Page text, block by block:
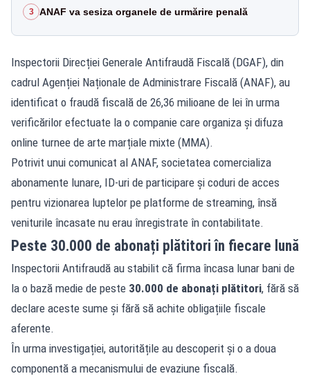
3 ANAF va sesiza organele de urmărire penală
Inspectorii Direcției Generale Antifraudă Fiscală (DGAF), din
cadrul Agenției Naționale de Administrare Fiscală (ANAF), au
identificat o fraudă fiscală de 26,36 milioane de lei în urma
verificărilor efectuate la o companie care organiza și difuza
online turnee de arte marțiale mixte (MMA).
Potrivit unui comunicat al ANAF, societatea comercializa
abonamente lunare, ID-uri de participare și coduri de acces
pentru vizionarea luptelor pe platforme de streaming, însă
veniturile încasate nu erau înregistrate în contabilitate.
Peste 30.000 de abonați plătitori în fiecare lună
Inspectorii Antifraudă au stabilit că firma încasa lunar bani de
la o bază medie de peste 30.000 de abonați plătitori, fără să
declare aceste sume și fără să achite obligațiile fiscale
aferente.
În urma investigației, autoritățile au descoperit și o a doua
componentă a mecanismului de evaziune fiscală.